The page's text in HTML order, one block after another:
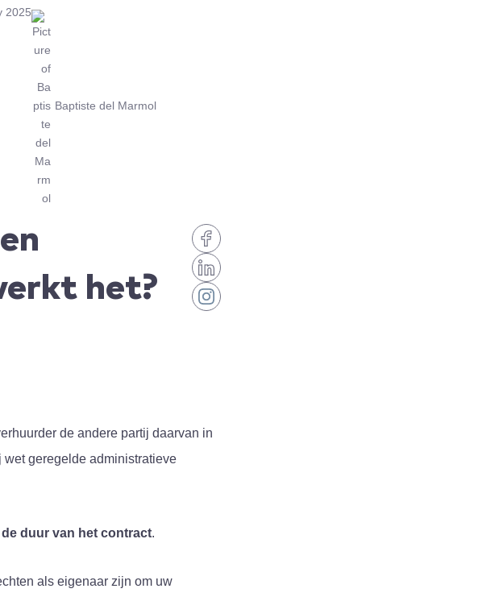
2025
Baptiste del Marmol
het?
de andere partij daarvan in
geregelde administratieve
duur van het contract.
als eigenaar zijn om uw